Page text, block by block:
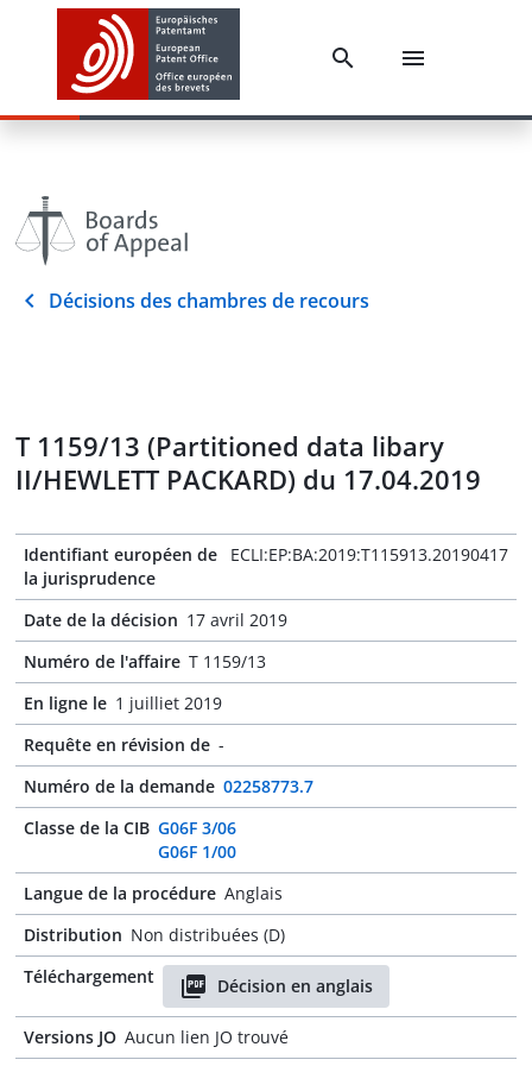
Décisions des chambres de recours
T 1159/13 (Partitioned data libary
II/HEWLETT PACKARD) du 17.04.2019
Identifiant européen de
la jurisprudence
ECLI:EP:BA:2019:T115913.20190417
Date de la décision 17 avril 2019
Numéro de l'affaire T 1159/13
En ligne le 1 juilliet 2019
Requête en révision de -
Numéro de la demande 02258773.7
Classe de la CIB G06F 3/06
G06F 1/00
Langue de la procédure Anglais
Distribution Non distribuées (D)
Téléchargement
Décision en anglais
Versions JO Aucun lien JO trouvé